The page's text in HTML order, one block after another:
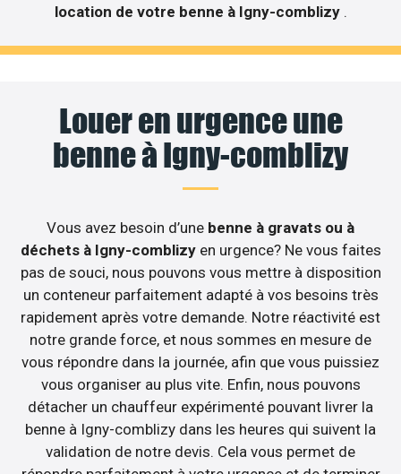
location de votre benne à Igny-comblizy .
Louer en urgence une
benne à Igny-comblizy
Vous avez besoin d’une benne à gravats ou à
déchets à Igny-comblizy en urgence? Ne vous faites
pas de souci, nous pouvons vous mettre à disposition
un conteneur parfaitement adapté à vos besoins très
rapidement après votre demande. Notre réactivité est
notre grande force, et nous sommes en mesure de
vous répondre dans la journée, afin que vous puissiez
vous organiser au plus vite. Enfin, nous pouvons
détacher un chauffeur expérimenté pouvant livrer la
benne à Igny-comblizy dans les heures qui suivent la
validation de notre devis. Cela vous permet de